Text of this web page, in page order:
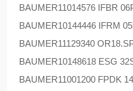
BAUMER11014576 IFBR
BAUMER10144446 IFRM
BAUMER11129340
BAUMER10148618 ESG
BAUMER11001200 FPDK